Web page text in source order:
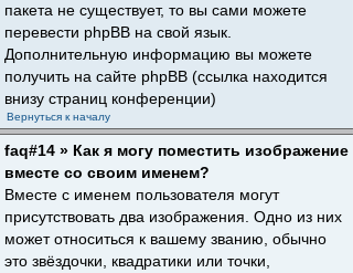
пакета не существует, то вы сами можете
перевести phpBB на свой язык.
Дополнительную информацию вы можете
получить на сайте phpBB (ссылка находится
внизу страниц конференции)
Вернуться к началу
faq#14 » Как я могу поместить изображение
вместе со своим именем?
Вместе с именем пользователя могут
присутствовать два изображения. Одно из них
может относиться к вашему званию, обычно
это звёздочки, квадратики или точки,